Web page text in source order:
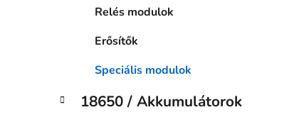
Relés modulok
Erősítők
Speciális modulok
18650 / Akkumulátorok